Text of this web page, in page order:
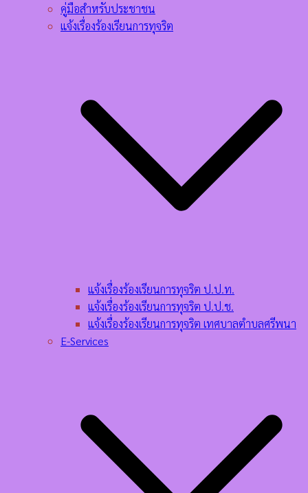
คู่มือสำหรับประชาชน
แจ้งเรื่องร้องเรียนการทุจริต
แจ้งเรื่องร้องเรียนการทุจริต ป.ป.ท.
แจ้งเรื่องร้องเรียนการทุจริต ป.ป.ช.
แจ้งเรื่องร้องเรียนการทุจริต เทศบาลตำบลศรีพนา
E-Services